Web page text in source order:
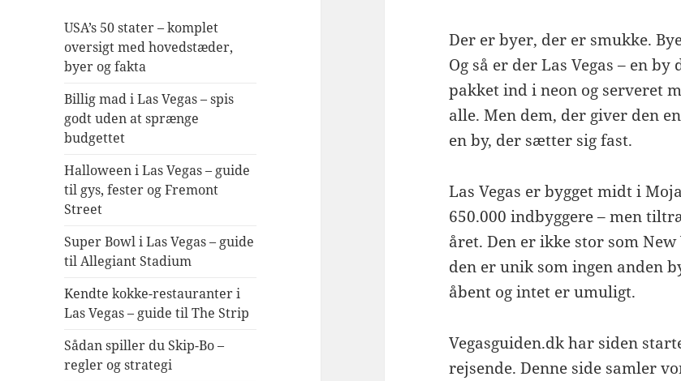
USA’s 50 stater – komplet
oversigt med hovedstæder,
byer og fakta
Billig mad i Las Vegas – spis
godt uden at sprænge
budgettet
Halloween i Las Vegas – guide
til gys, fester og Fremont
Street
Super Bowl i Las Vegas – guide
til Allegiant Stadium
Kendte kokke-restauranter i
Las Vegas – guide til The Strip
Sådan spiller du Skip-Bo –
regler og strategi
Der er byer, der er smukke.
Og så er der Las Vegas – en
pakket ind i neon og serveret
alle. Men dem, der giver den
en by, der sætter sig fast.
Las Vegas er bygget midt i
650.000 indbyggere – men
året. Den er ikke stor som
den er unik som ingen anden
åbent og intet er umuligt.
Vegasguiden.dk har siden
rejsende. Denne side samler